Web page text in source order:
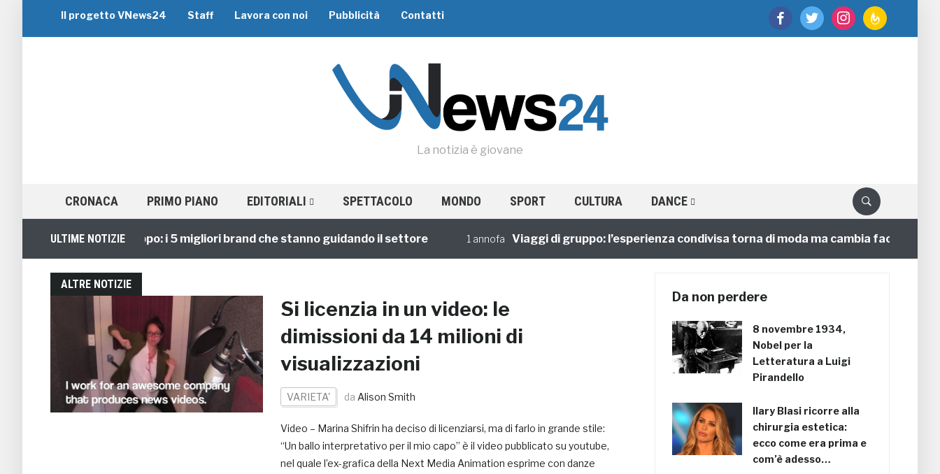
facebooktwitter instagramfeedburner
Il progetto VNews24 Staff Lavora con noi Pubblicità Contatti
La notizia è giovane
CRONACA PRIMO PIANO EDITORIALI SPETTACOLO MONDO SPORT CULTURA DANCE
ULTIME NOTIZIE
Viaggi di Gruppo: i 5 migliori brand che stanno guidando il settore 1 annofa Viaggi di gruppo: l’esperienza condivisa torna di moda ma cambia faccia
ALTRE NOTIZIE
Si licenzia in un video: le
dimissioni da 14 milioni di
visualizzazioni
VARIETA' da Alison Smith
Video – Marina Shifrin ha deciso di licenziarsi, ma di farlo in grande stile:
“Un ballo interpretativo per il mio capo” è il video pubblicato su youtube,
nel quale l’ex-grafica della Next Media Animation esprime con danze
Da non perdere
8 novembre 1934,
Nobel per la
Letteratura a Luigi
Pirandello
Ilary Blasi ricorre alla
chirurgia estetica:
ecco come era prima e
com’è adesso…